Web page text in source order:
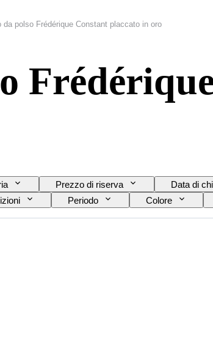
da polso Frédérique Constant placcato in oro
Prezzo di riserva Data di
Periodo Colore
dell’orologio Diametro della cassa